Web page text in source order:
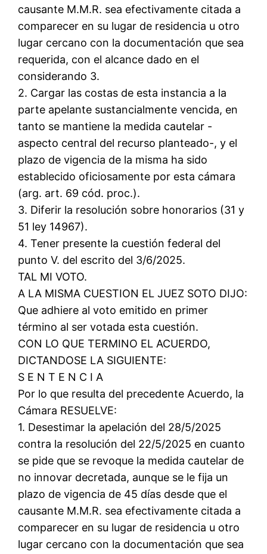
causante M.M.R. sea efectivamente citada a
comparecer en su lugar de residencia u otro
lugar cercano con la documentación que sea
requerida, con el alcance dado en el
considerando 3.
2. Cargar las costas de esta instancia a la
parte apelante sustancialmente vencida, en
tanto se mantiene la medida cautelar -
aspecto central del recurso planteado-, y el
plazo de vigencia de la misma ha sido
establecido oficiosamente por esta cámara
(arg. art. 69 cód. proc.).
3. Diferir la resolución sobre honorarios (31 y
51 ley 14967).
4. Tener presente la cuestión federal del
punto V. del escrito del 3/6/2025.
TAL MI VOTO.
A LA MISMA CUESTION EL JUEZ SOTO DIJO:
Que adhiere al voto emitido en primer
término al ser votada esta cuestión.
CON LO QUE TERMINO EL ACUERDO,
DICTANDOSE LA SIGUIENTE:
S E N T E N C I A
Por lo que resulta del precedente Acuerdo, la
Cámara RESUELVE:
1. Desestimar la apelación del 28/5/2025
contra la resolución del 22/5/2025 en cuanto
se pide que se revoque la medida cautelar de
no innovar decretada, aunque se le fija un
plazo de vigencia de 45 días desde que el
causante M.M.R. sea efectivamente citada a
comparecer en su lugar de residencia u otro
lugar cercano con la documentación que sea